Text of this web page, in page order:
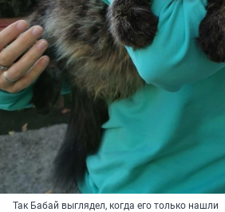
Так Бабай выглядел, когда его только нашли